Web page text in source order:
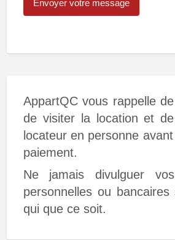
AppartQC vous rappelle
de visiter la location et
locateur en personne
paiement.
Ne jamais divulguer
personnelles ou
qui que ce soit.